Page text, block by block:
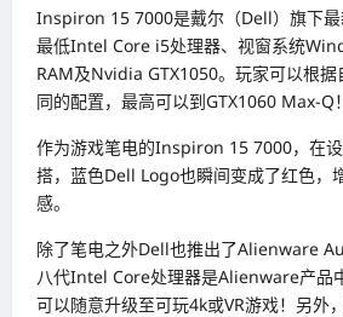
Inspiron 15 7000是戴尔（Dell）旗下最
最低Intel Core i5处理器、视窗系统
RAM及Nvidia GTX1050。玩家可以根
同的配置，最高可以到GTX1060 Max-Q！
作为游戏笔电的Inspiron 15 7000，在
搭，蓝色Dell Logo也瞬间变成了红色，
感。
除了笔电之外Dell也推出了Alienware
八代Intel Core处理器是Alienware产品
可以随意升级至可玩4k或VR游戏！另外